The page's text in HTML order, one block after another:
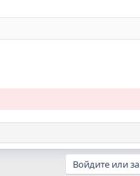
Войдите или